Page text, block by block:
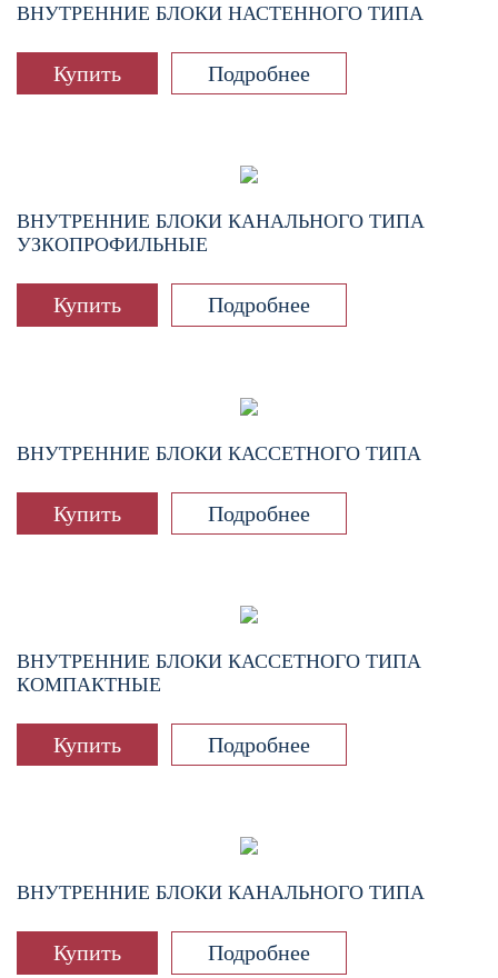
ВНУТРЕННИЕ БЛОКИ НАСТЕННОГО ТИПА
Купить Подробнее
ВНУТРЕННИЕ БЛОКИ КАНАЛЬНОГО ТИПА
УЗКОПРОФИЛЬНЫЕ
Купить Подробнее
ВНУТРЕННИЕ БЛОКИ КАССЕТНОГО ТИПА
Купить Подробнее
ВНУТРЕННИЕ БЛОКИ КАССЕТНОГО ТИПА
КОМПАКТНЫЕ
Купить Подробнее
ВНУТРЕННИЕ БЛОКИ КАНАЛЬНОГО ТИПА
Купить Подробнее